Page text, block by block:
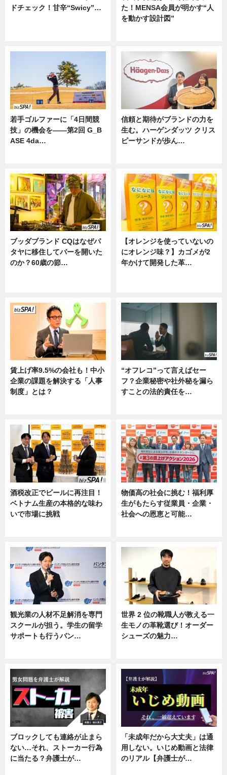
ドチェック！甘辛“Swicy”…
た！MENSA会員が明かす“人
を動かす設計図”
若手ゴルファーに「4日間競
技」の機会を——第2回 G_B
ASE 4da…
信頼と期待がブランドの力を
生む。ハーゲンダッツ クリス
ピーサンドが歩ん…
ブッダブランド CQはなぜパ
タヤに移住してバーを開いた
のか？60歳の節…
【オレンジを使っていないの
にオレンジ味？】カゴメが2
年かけて開発した革…
賃上げ率9.5%の会社も！中小
企業の課題を解決する「人事
制度」とは？
“オフレコ”って言えばセー
フ？企業秘密や社外秘を漏ら
すことの法的責任を…
酒税改正でビールに再注目！
ベトナム生産の本格的な味わ
いで市場に挑戦
物価高の社会に挑む！福利厚
生がもたらす従業員・企業・
社会への恩恵と可能…
観光業の人材不足解消を専門
スクールが担う。学生の留学
サポートも行うバン…
世界 2 位の靴職人が教える一
生モノの革靴選び！オーダー
シューズの魅力…
ブロックしても連絡が止まら
ない…それ、ストーカー行為
に当たる？弁護士が…
「未成年だから大丈夫」は通
用しない。いじめ動画と法律
のリアル【弁護士が…